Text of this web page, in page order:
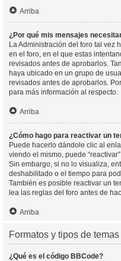
Arriba
¿Por qué mis mensajes
La Administración del foro tal vez
en el foro, en el que estas
revisados antes de aprobarlos.
haya ubicado en un grupo de
revisados antes de aprobarlos.
para más información al respecto.
Arriba
¿Cómo hago para reactivar un
Puede hacerlo dándole clic al
viendo el mismo, puede
Sin embargo, si no lo visualiza,
deshabilitado o el tiempo para
También es posible reactivar un
lea las reglas del foro antes de
Arriba
Formatos y tipos de temas
¿Qué es el código BBCode?